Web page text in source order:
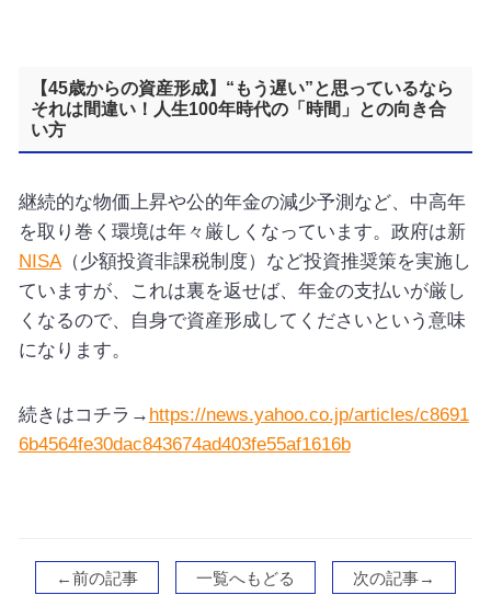
【45歳からの資産形成】“もう遅い”と思っているなら
それは間違い！人生100年時代の「時間」との向き合
い方
継続的な物価上昇や公的年金の減少予測など、中高年
を取り巻く環境は年々厳しくなっています。政府は新
NISA（少額投資非課税制度）など投資推奨策を実施し
ていますが、これは裏を返せば、年金の支払いが厳し
くなるので、自身で資産形成してくださいという意味
になります。
続きはコチラ→ https://news.yahoo.co.jp/articles/c8691
6b4564fe30dac843674ad403fe55af1616b
←前の記事 一覧へもどる 次の記事→